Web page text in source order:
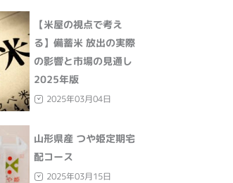
【米屋の視点で考え
る】備蓄米 放出の実際
の影響と市場の見通し
2025年版
2025年03月04日
山形県産 つや姫定期宅
配コース
2025年03月15日